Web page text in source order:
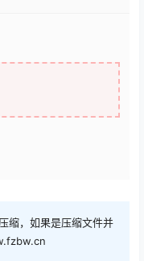
缩，如果是压缩文件并